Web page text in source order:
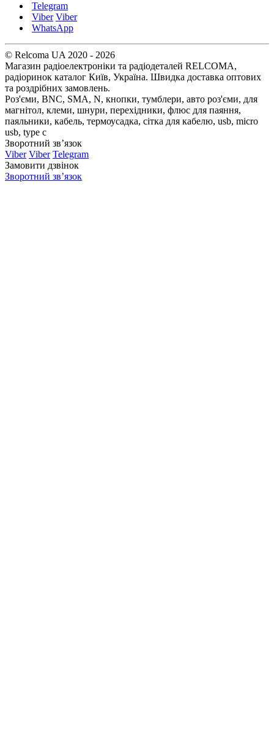
Telegram
Viber Viber
WhatsApp
© Relcoma UA 2020 - 2026
Магазин радіоелектроніки та радіодеталей RELCOMA,
радіоринок каталог Київ, Україна. Швидка доставка оптових
та роздрібних замовлень.
Роз'єми, BNC, SMA, N, кнопки, тумблери, авто роз'єми, для
магнітол, клеми, шнури, перехідники, флюс для паяння,
паяльники, кабель, термоусадка, сітка для кабелю, usb, micro
usb, type c
Зворотний зв’язок
Viber Viber Telegram
Замовити дзвінок
Зворотний зв’язок